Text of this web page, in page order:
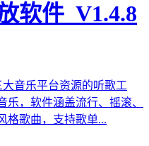
软件_V1.4.8
音乐平台资源的听歌工
，软件涵盖流行、摇滚、
格歌曲，支持歌单...